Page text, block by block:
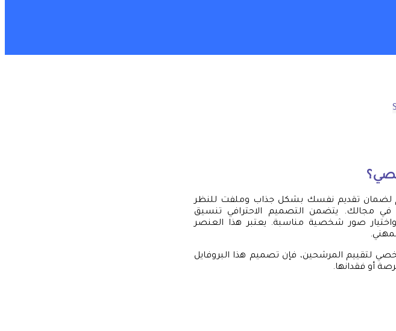
لضمان تقديم نفسك بشكل جذاب وملفت للنظر
في مجالك. يتضمن التصميم الاحترافي تنسيق
صور شخصية مناسبة. يعتبر هذا العنصر
لتقييم المرشحين، فإن تصميم هذا البروفايل
أو فقدانها.